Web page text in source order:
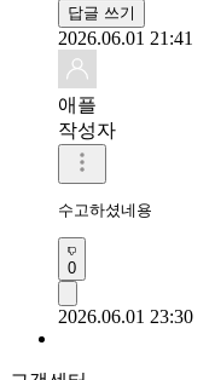
답글 쓰기
2026.06.01 21:41
애플
작성자
수고하셨네용
0
2026.06.01 23:30